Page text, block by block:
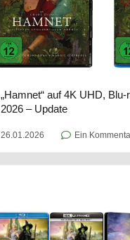
„Hamnet“ auf 4K UHD,
2026 – Update
26.01.2026 Ein